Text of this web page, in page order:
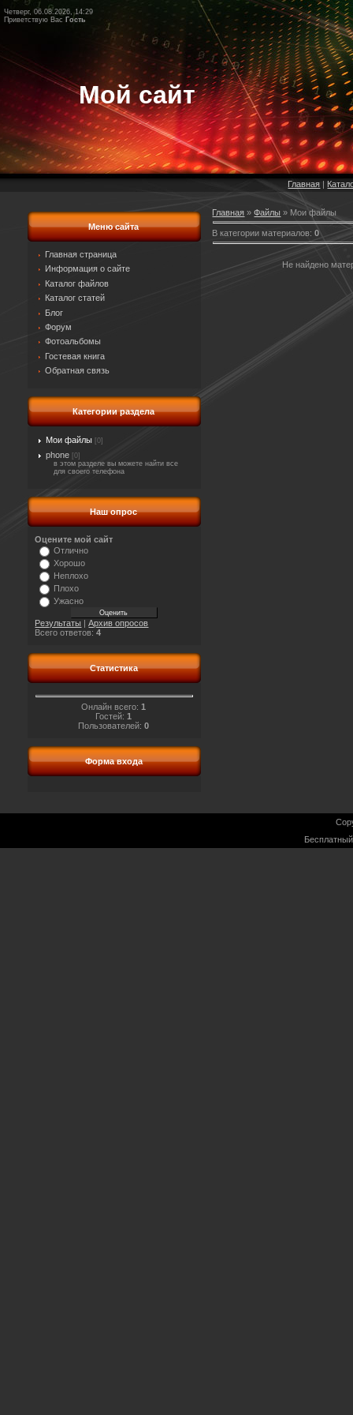
Четверг, 06.08.2026, 14:29
Приветствую Вас Гость
Мой сайт
Главная |
Меню сайта
Главная страница
Информация о сайте
Каталог файлов
Каталог статей
Блог
Форум
Фотоальбомы
Гостевая книга
Обратная связь
Категории раздела
Мои файлы [0]
phone [0]
в этом разделе вы можете найти все
для своего телефона
Наш опрос
Оцените мой сайт
Отлично
Хорошо
Неплохо
Плохо
Ужасно
Результаты |Архив опросов
Всего ответов:4
Статистика
Онлайн всего:1
Гостей:1
Пользователей:0
Форма входа
Главная »Файлы » Мои файлы
В категории материалов:0
Не найдено